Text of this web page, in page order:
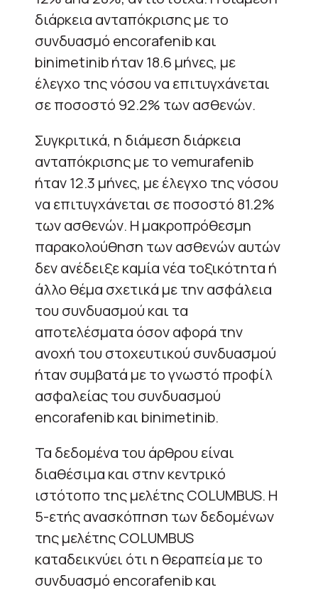
διάρκεια ανταπόκρισης με το
συνδυασμό encorafenib και
binimetinib ήταν 18.6 μήνες, με
έλεγχο της νόσου να επιτυγχάνεται
σε ποσοστό 92.2% των ασθενών.
Συγκριτικά, η διάμεση διάρκεια
ανταπόκρισης με το vemurafenib
ήταν 12.3 μήνες, με έλεγχο της νόσου
να επιτυγχάνεται σε ποσοστό 81.2%
των ασθενών. Η μακροπρόθεσμη
παρακολούθηση των ασθενών αυτών
δεν ανέδειξε καμία νέα τοξικότητα ή
άλλο θέμα σχετικά με την ασφάλεια
του συνδυασμού και τα
αποτελέσματα όσον αφορά την
ανοχή του στοχευτικού συνδυασμού
ήταν συμβατά με το γνωστό προφίλ
ασφαλείας του συνδυασμού
encorafenib και binimetinib.
Τα δεδομένα του άρθρου είναι
διαθέσιμα και στην κεντρικό
ιστότοπο της μελέτης COLUMBUS. Η
5-ετής ανασκόπηση των δεδομένων
της μελέτης COLUMBUS
καταδεικνύει ότι η θεραπεία με το
συνδυασμό encorafenib και